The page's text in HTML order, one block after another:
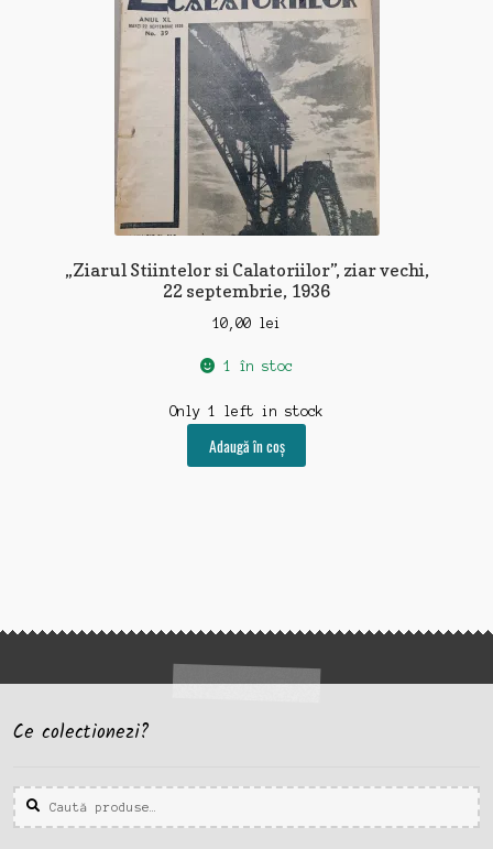
„Ziarul Stiintelor si Calatoriilor”, ziar vechi,
22 septembrie, 1936
10,00 lei
1 în stoc
Only 1 left in stock
Adaugă în coș
Ce colectionezi?
Caută
după:
Caută